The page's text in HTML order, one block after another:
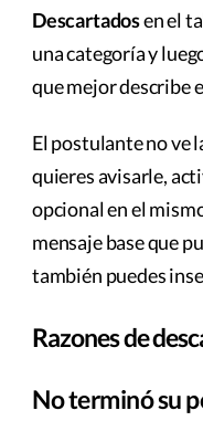
Descartadosen el
una categoría y
que mejor describe
El postulante no ve
quieres avisarle,
opcional en el
mensaje base que
también puedes
Razones de
No terminó su